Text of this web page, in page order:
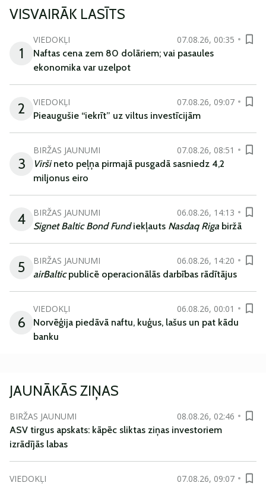
VISVAIRĀK LASĪTS
1
VIEDOKĻI
07.08.26, 00:35
Naftas cena zem 80 dolāriem; vai pasaules
ekonomika var uzelpot
2 VIEDOKĻI
07.08.26, 09:07
Pieaugušie “iekrīt” uz viltus investīcijām
3
BIRŽAS JAUNUMI
07.08.26, 08:51
Viršineto peļņa pirmajā pusgadā sasniedz 4,2
miljonus eiro
4 BIRŽAS JAUNUMI
06.08.26, 14:13
Signet Baltic Bond Fundiekļauts Nasdaq Riga biržā
5 BIRŽAS JAUNUMI
06.08.26, 14:20
airBalticpublicē operacionālās darbības rādītājus
6
VIEDOKĻI
06.08.26, 00:01
Norvēģija piedāvā naftu, kuģus, lašus un pat kādu
banku
JAUNĀKĀS ZIŅAS
BIRŽAS JAUNUMI
08.08.26, 02:46
ASV tirgus apskats: kāpēc sliktas ziņas investoriem
izrādījās labas
VIEDOKĻI 07.08.26, 09:07